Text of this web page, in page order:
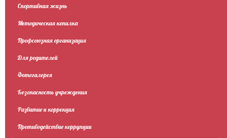
Спортивная жизнь
Методическая копилка
Профсоюзная организация
Для родителей
Фотогалерея
Безопасность учреждения
Развитие и коррекция
Противодействие коррупции